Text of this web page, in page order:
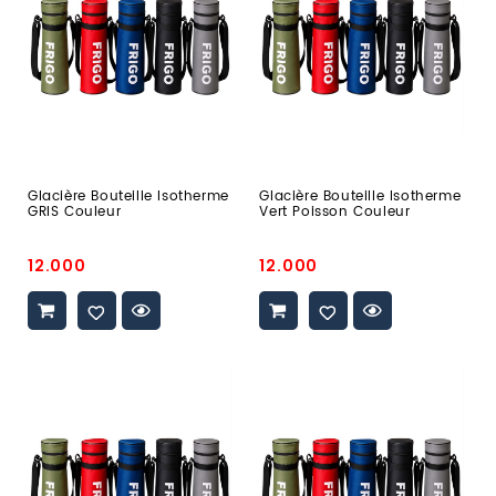
GRIS
Couleur
Glacière Bouteille Isotherme
GRIS Couleur
Prix
promo
12.000
Vert
Poisson
Couleur
Glacière Bouteille Isotherme
Vert Poisson Couleur
Prix
promo
12.000
isotherme
Bleu
isotherme
Noir